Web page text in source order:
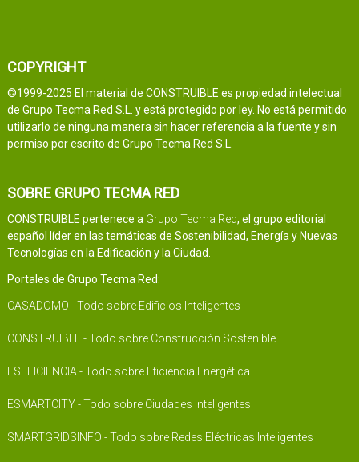
COPYRIGHT
©1999-2025 El material de CONSTRUIBLE es propiedad intelectual
de Grupo Tecma Red S.L. y está protegido por ley. No está permitido
utilizarlo de ninguna manera sin hacer referencia a la fuente y sin
permiso por escrito de Grupo Tecma Red S.L.
SOBRE GRUPO TECMA RED
CONSTRUIBLE pertenece a Grupo Tecma Red, el grupo editorial
español líder en las temáticas de Sostenibilidad, Energía y Nuevas
Tecnologías en la Edificación y la Ciudad.
Portales de Grupo Tecma Red:
CASADOMO - Todo sobre Edificios Inteligentes
CONSTRUIBLE - Todo sobre Construcción Sostenible
ESEFICIENCIA - Todo sobre Eficiencia Energética
ESMARTCITY - Todo sobre Ciudades Inteligentes
SMARTGRIDSINFO - Todo sobre Redes Eléctricas Inteligentes